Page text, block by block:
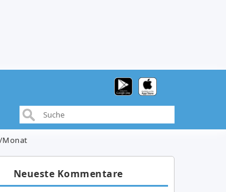
Monat
Neueste Kommentare